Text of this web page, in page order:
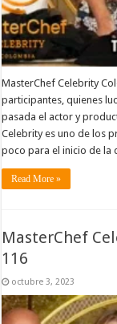
MasterChef Celebrity
participantes, quienes
pasada el actor y
Celebrity es uno de los
poco para el inicio de
Read More »
MasterChef
116
octubre 3, 2023